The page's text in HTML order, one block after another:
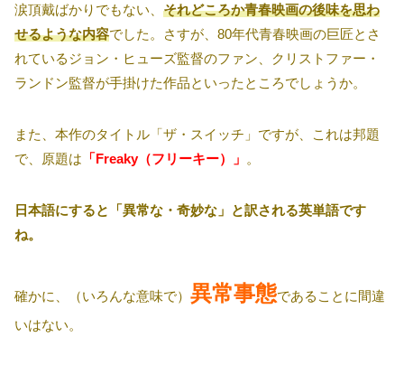
涙頂戴ばかりでもない、 それどころか青春映画の後味を思わ
せるような内容でした。さすが、80年代青春映画の巨匠とさ
れているジョン・ヒューズ監督のファン、クリストファー・
ランドン監督が手掛けた作品といったところでしょうか。
また、本作のタイトル「ザ・スイッチ」ですが、これは邦題
で、原題は 「Freaky（フリーキー）」 。
日本語にすると「異常な・奇妙な」と訳される英単語です
ね。
確かに、（いろんな意味で） 異常事態であることに間違
いはない。